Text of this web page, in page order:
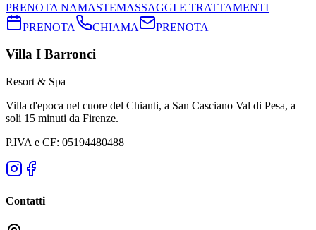
PRENOTA NAMASTEMASSAGGI E TRATTAMENTI
PRENOTA
CHIAMA PRENOTA
Villa I Barronci
Resort & Spa
Villa d'epoca nel cuore del Chianti, a San Casciano Val di Pesa, a
soli 15 minuti da Firenze.
P.IVA e CF: 05194480488
Contatti